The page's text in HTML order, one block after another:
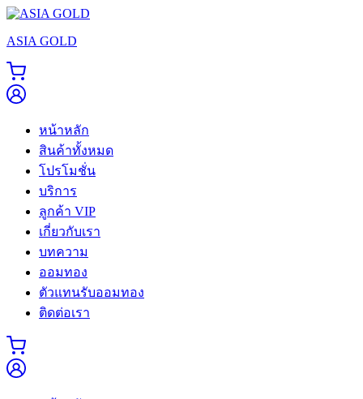
Skip
content
ASIA GOLD
หน้าหลัก
สินค้าทั้งหมด
โปรโมชั่น
บริการ
ลูกค้า VIP
เกี่ยวกับเรา
บทความ
ออมทอง
ตัวแทนรับออมทอง
ติดต่อเรา